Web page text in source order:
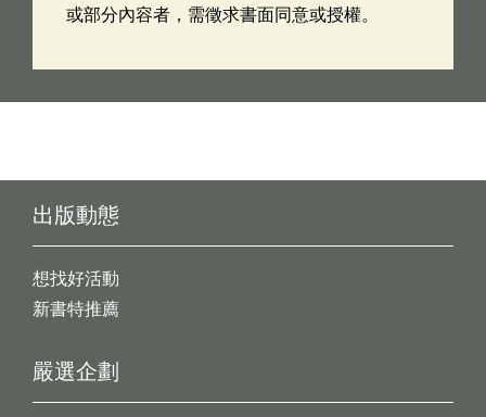
或部分內容者，需徵求書面同意或授權。
出版動態
想找好活動
新書特推薦
嚴選企劃